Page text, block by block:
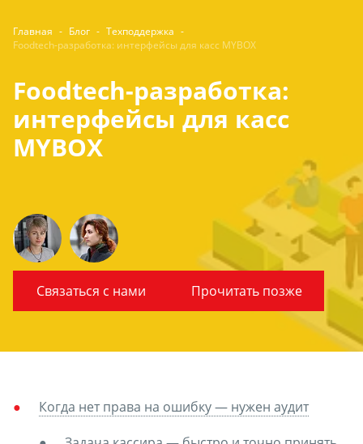
Главная - Блог - Техподдержка -
Foodtech-разработка: интерфейсы для касс MYBOX
Foodtech-разработка:
интерфейсы для касс
MYBOX
Связаться с нами Прочитать позже
Когда нет права на ошибку — нужен аудит